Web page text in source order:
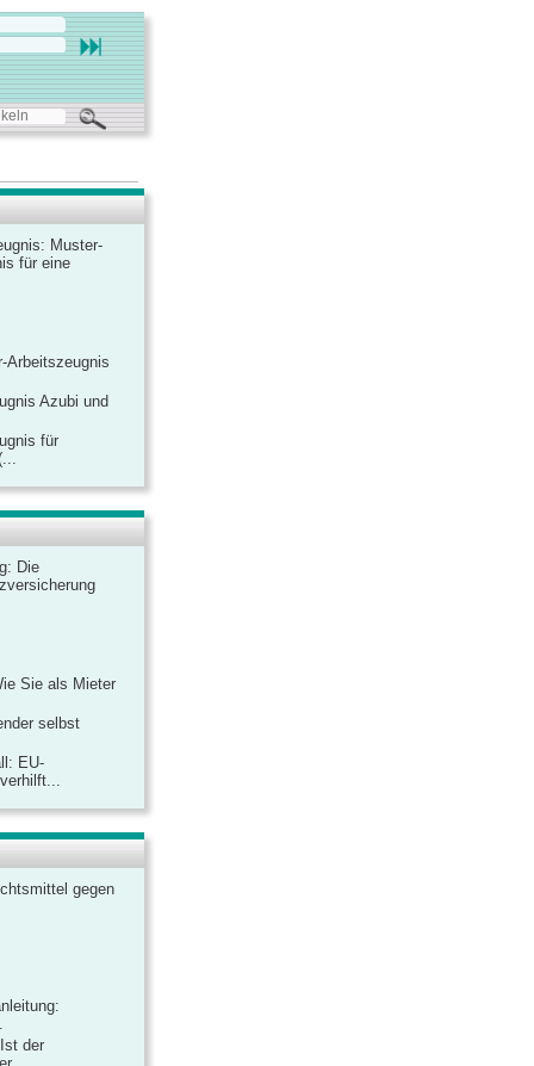
Muster-
für eine
Arbeitszeugnis
Azubi und
für
Die
Sie als Mieter
selbst
EU-
gegen
der